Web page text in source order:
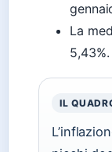
La
5,43%.
IL